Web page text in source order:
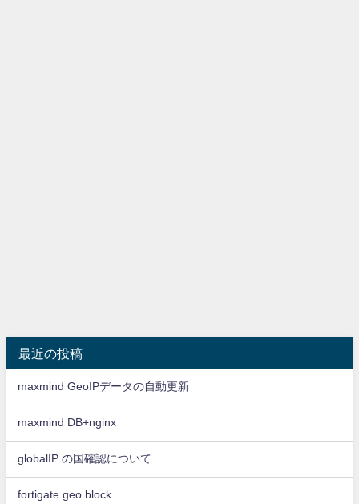
最近の投稿
maxmind GeoIPデータの自動更新
maxmind DB+nginx
globalIP の国確認について
fortigate geo block